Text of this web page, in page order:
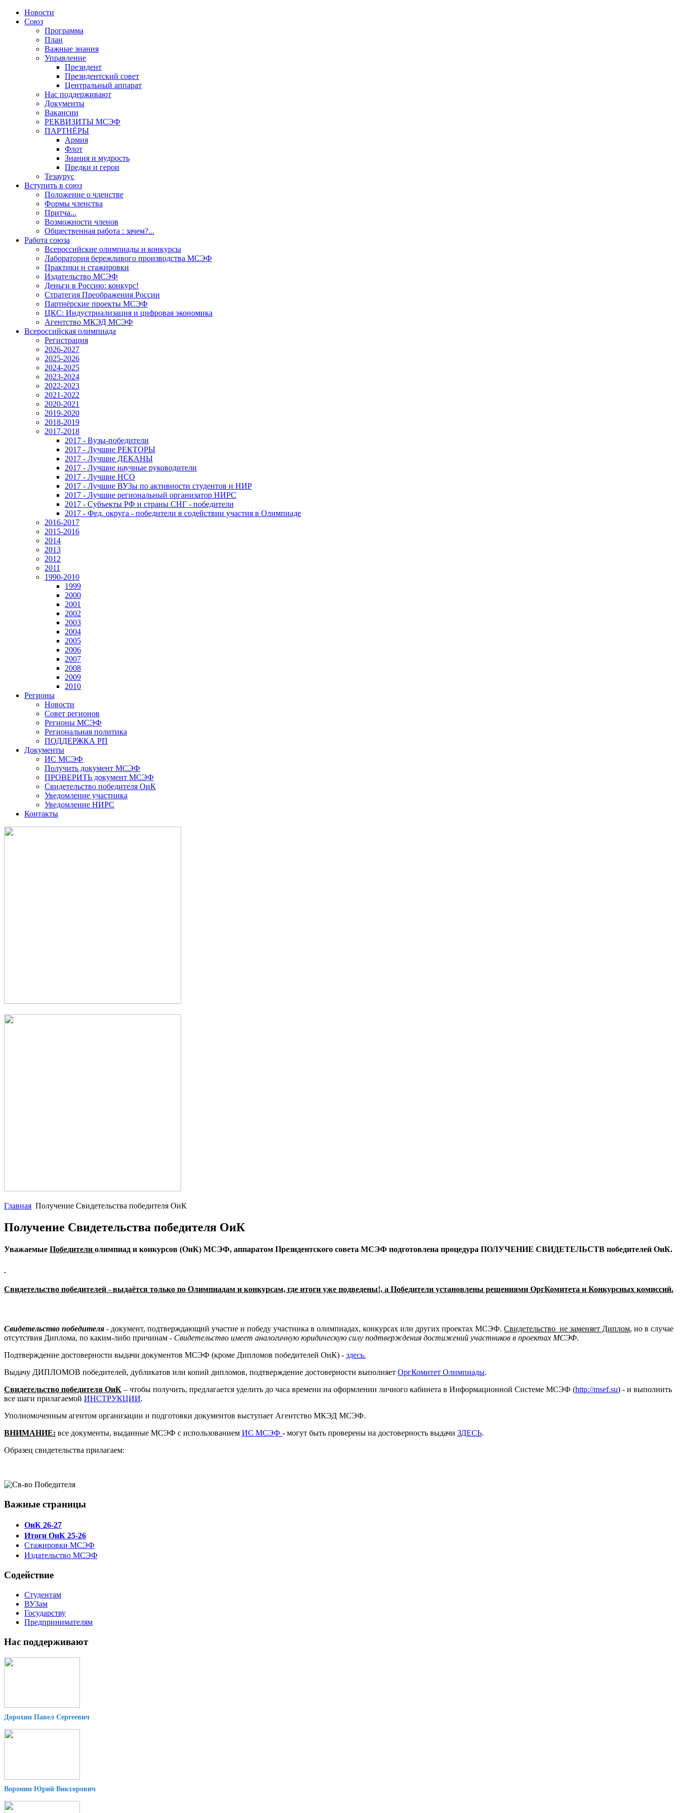
Новости
Союз
Программа
План
Важные знания
Управление
Президент
Президентский совет
Центральный аппарат
Нас поддерживают
Документы
Вакансии
РЕКВИЗИТЫ МСЭФ
ПАРТНЁРЫ
Армия
Флот
Знания и мудрость
Предки и герои
Тезаурус
Вступить в союз
Положение о членстве
Формы членства
Притча...
Возможности членов
Общественная работа : зачем?...
Работа союза
Всероссийские олимпиады и конкурсы
Лаборатория бережливого производства МСЭФ
Практики и стажировки
Издательство МСЭФ
Деньги в Россию: конкурс!
Стратегия Преображения России
Партнёрские проекты МСЭФ
ЦКС: Индустриализация и цифровая экономика
Агентство МКЭД МСЭФ
Всероссийская олимпиада
Регистрация
2026-2027
2025-2026
2024-2025
2023-2024
2022-2023
2021-2022
2020-2021
2019-2020
2018-2019
2017-2018
2017 - Вузы-победители
2017 - Лучшие РЕКТОРЫ
2017 - Лучшие ДЕКАНЫ
2017 - Лучшие научные руководители
2017 - Лучшие НСО
2017 - Лучшие ВУЗы по активности студентов и НИР
2017 - Лучшие региональный организатор НИРС
2017 - Субъекты РФ и страны СНГ - победители
2017 - Фед. округа - победители в содействии участия в Олимпиаде
2016-2017
2015-2016
2014
2013
2012
2011
1990-2010
1999
2000
2001
2002
2003
2004
2005
2006
2007
2008
2009
2010
Регионы
Новости
Совет регионов
Регионы МСЭФ
Региональная политика
ПОДДЕРЖКА РП
Документы
ИС МСЭФ
Получить документ МСЭФ
ПРОВЕРИТЬ документ МСЭФ
Свидетельство победителя ОиК
Уведомление участника
Уведомление НИРС
Контакты
Главная Получение Свидетельства победителя ОиК
Получение Свидетельства победителя ОиК
Уважаемые Победители олимпиад и конкурсов (ОиК) МСЭФ, аппаратом Президентского совета МСЭФ подготовлена процедура ПОЛУЧЕНИЕ СВИДЕТЕЛЬСТВ победителей ОиК.
Свидетельство победителей - выдаётся только по Олимпиадам и конкурсам, где итоги уже подведены!, а Победители установлены решениями ОргКомитета и Конкурсных комиссий.
Свидетельство победителя - документ, подтверждающий участие и победу участника в олимпиадах, конкурсах или других проектах МСЭФ. Свидетельство не заменяет Диплом, но в случае
отсутствия Диплома, по каким-либо причинам - Свидетельство имеет аналогичную юридическую силу подтверждения достижений участников в проектах МСЭФ.
Подтверждение достоверности выдачи документов МСЭФ (кроме Дипломов победителей ОиК) - здесь.
Выдачу ДИПЛОМОВ победителей, дубликатов или копий дипломов, подтверждение достоверности выполняет ОргКомитет Олимпиады.
Свидетельство победителя ОиК – чтобы получить, предлагается уделить до часа времени на оформлении личного кабинета в Информационной Системе МСЭФ (http://msef.su) - и выполнить
все шаги прилагаемой ИНСТРУКЦИИ.
Уполномоченным агентом организации и подготовки документов выступает Агентство МКЭД МСЭФ.
ВНИМАНИЕ: все документы, выданные МСЭФ с использованием ИС МСЭФ - могут быть проверены на достоверность выдачи ЗДЕСЬ.
Образец свидетельства прилагаем:
Важные страницы
ОиК 26-27
Итоги ОиК 25-26
Стажировки МСЭФ
Издательство МСЭФ
Содействие
Студентам
ВУЗам
Государству
Предпринимателям
Нас поддерживают
Дорохин Павел Сергеевич
Воронин Юрий Викторович